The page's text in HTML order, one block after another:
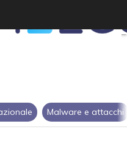
Malware e attacchi